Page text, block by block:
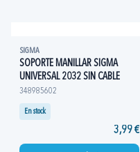
SIGMA
SOPORTE MANILLAR SIGMA
UNIVERSAL 2032 SIN CABLE
348985602
En stock
3,99 €